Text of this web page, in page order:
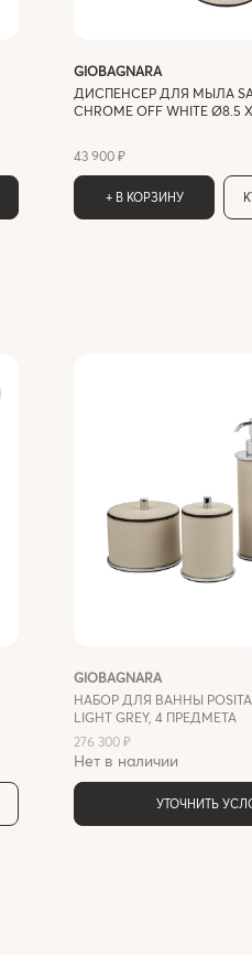
GIOBAGNARA
ДИСПЕНСЕР ДЛЯ МЫЛА
CHROME OFF WHITE Ø8.5
43 900 ₽
+ В КОРЗИНУ
GIOBAGNARA
НАБОР ДЛЯ ВАННЫ
LIGHT GREY, 4 ПРЕДМЕТА
276 300 ₽
Нет в наличии
УТОЧНИТЬ